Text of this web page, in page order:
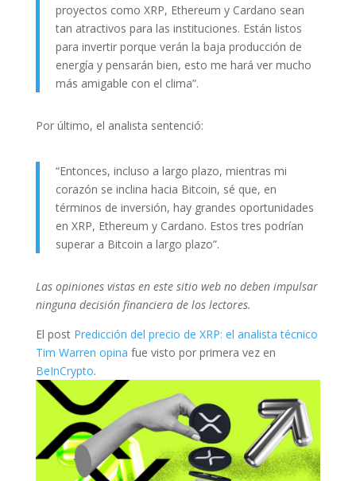
proyectos como XRP, Ethereum y Cardano sean
tan atractivos para las instituciones. Están listos
para invertir porque verán la baja producción de
energía y pensarán bien, esto me hará ver mucho
más amigable con el clima”.
Por último, el analista sentenció:
“Entonces, incluso a largo plazo, mientras mi
corazón se inclina hacia Bitcoin, sé que, en
términos de inversión, hay grandes oportunidades
en XRP, Ethereum y Cardano. Estos tres podrían
superar a Bitcoin a largo plazo”.
Las opiniones vistas en este sitio web no deben impulsar
ninguna decisión financiera de los lectores.
El post Predicción del precio de XRP: el analista técnico
Tim Warren opina fue visto por primera vez en
BeInCrypto.